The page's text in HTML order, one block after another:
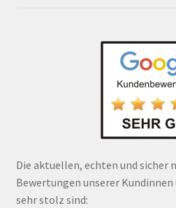
Die aktuellen, echten und sicher
Bewertungen unserer Kundinnen
sehr stolz sind: